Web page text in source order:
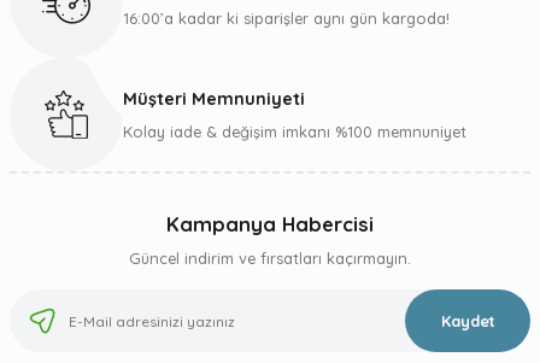
Gönder
16:00’a kadar ki siparişler aynı gün kargoda!
Müşteri Memnuniyeti
Kolay iade & değişim imkanı %100 memnuniyet
Kampanya Habercisi
Güncel indirim ve fırsatları kaçırmayın.
Kaydet